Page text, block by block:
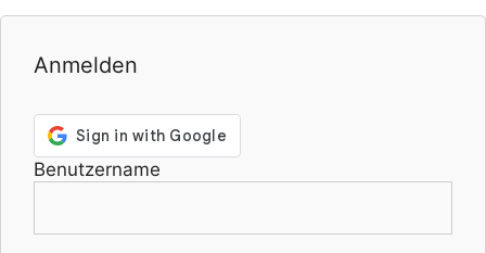
Anmelden
Benutzername